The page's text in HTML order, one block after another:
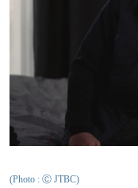
(Photo : Ⓒ JTBC)